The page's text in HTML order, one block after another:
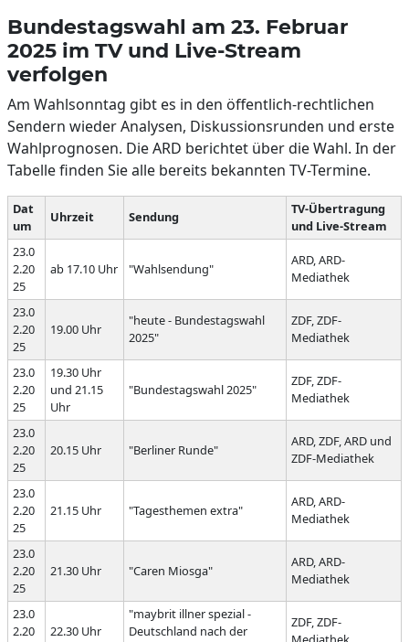
Bundestagswahl am 23. Februar
2025 im TV und Live-Stream
verfolgen
Am Wahlsonntag gibt es in den öffentlich-rechtlichen
Sendern wieder Analysen, Diskussionsrunden und erste
Wahlprognosen. Die ARD berichtet über die Wahl. In der
Tabelle finden Sie alle bereits bekannten TV-Termine.
Dat
um
Uhrzeit Sendung
TV-Übertragung
und Live-Stream
23.0
2.20
25
ab 17.10 Uhr "Wahlsendung"
ARD, ARD-
Mediathek
23.0
2.20
25
19.00 Uhr
"heute - Bundestagswahl
2025"
ZDF, ZDF-
Mediathek
23.0
2.20
25
19.30 Uhr
und 21.15
Uhr
"Bundestagswahl 2025"
ZDF, ZDF-
Mediathek
23.0
2.20
25
20.15 Uhr "Berliner Runde"
ARD, ZDF, ARD und
ZDF-Mediathek
23.0
2.20
25
21.15 Uhr "Tagesthemen extra"
ARD, ARD-
Mediathek
23.0
2.20
25
21.30 Uhr "Caren Miosga"
ARD, ARD-
Mediathek
23.0
2.20
22.30 Uhr
"maybrit illner spezial -
Deutschland nach der
ZDF, ZDF-